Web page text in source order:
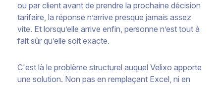
ou par client avant de prendre la prochaine décision
tarifaire, la réponse n’arrive presque jamais assez
vite. Et lorsqu’elle arrive enfin, personne n’est tout à
fait sûr qu’elle soit exacte.
C'est là le problème structurel auquel Velixo apporte
une solution. Non pas en remplaçant Excel, ni en